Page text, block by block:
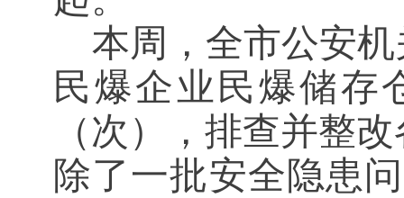
本周， 全市公安
民爆企业民爆储存
（次），排查并整
除了一批安全隐患